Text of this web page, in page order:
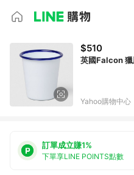
$510
英國Falcon
Yahoo購物中心
訂單成立賺1%
下單享LINE POINTS點數